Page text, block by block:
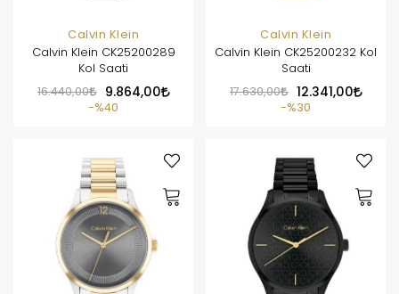
Calvin Klein
Calvin Klein CK25200289
Kol Saati
16.440,00
9.864,00
%40
Calvin Klein
Calvin Klein CK25200232 Kol
Saati
17.630,00
12.341,00
%30